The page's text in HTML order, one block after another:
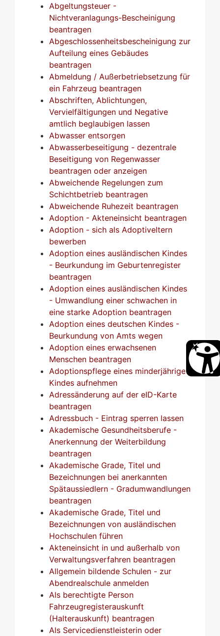
Abgeltungsteuer -
Nichtveranlagungs-Bescheinigung
beantragen
Abgeschlossenheitsbescheinigung zur
Aufteilung eines Gebäudes
beantragen
Abmeldung / Außerbetriebsetzung für
ein Fahrzeug beantragen
Abschriften, Ablichtungen,
Vervielfältigungen und Negative
amtlich beglaubigen lassen
Abwasser entsorgen
Abwasserbeseitigung - dezentrale
Beseitigung von Regenwasser
beantragen oder anzeigen
Abweichende Regelungen zum
Schichtbetrieb beantragen
Abweichende Ruhezeit beantragen
Adoption - Akteneinsicht beantragen
Adoption - sich als Adoptiveltern
bewerben
Adoption eines ausländischen Kindes
- Beurkundung im Geburtenregister
beantragen
Adoption eines ausländischen Kindes
- Umwandlung einer schwachen in
eine starke Adoption beantragen
Adoption eines deutschen Kindes -
Beurkundung von Amts wegen
Adoption eines erwachsenen
Menschen beantragen
Adoptionspflege eines minderjährigen
Kindes aufnehmen
Adressänderung auf der eID-Karte
beantragen
Adressbuch - Eintrag sperren lassen
Akademische Gesundheitsberufe -
Anerkennung der Weiterbildung
beantragen
Akademische Grade, Titel und
Bezeichnungen bei anerkannten
Spätaussiedlern - Gradumwandlungen
beantragen
Akademische Grade, Titel und
Bezeichnungen von ausländischen
Hochschulen führen
Akteneinsicht in und außerhalb von
Verwaltungsverfahren beantragen
Allgemein bildende Schulen - zur
Abendrealschule anmelden
Als berechtigte Person
Fahrzeugregisterauskunft
(Halterauskunft) beantragen
Als Servicedienstleisterin oder